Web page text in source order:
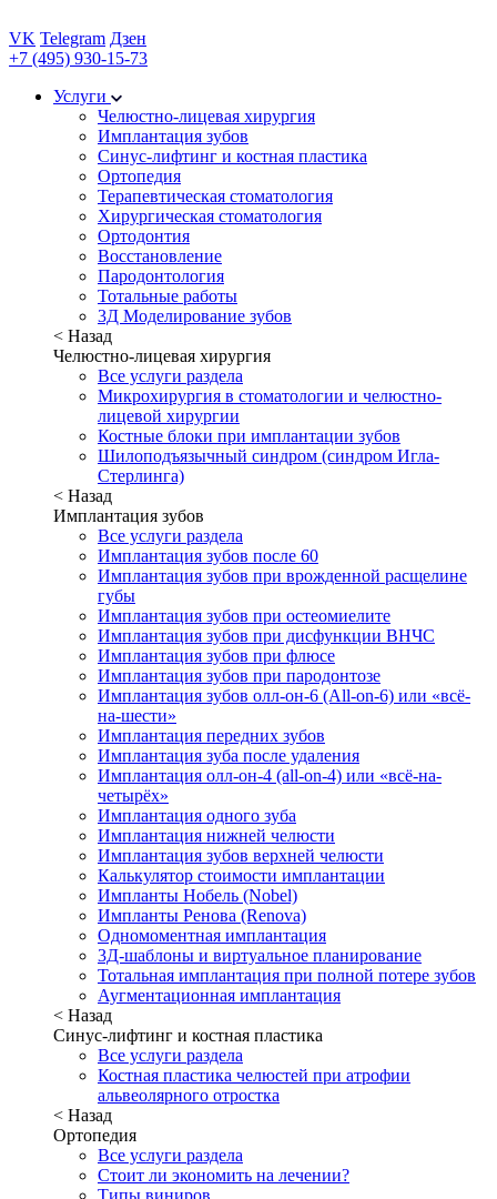
VK Telegram Дзен
+7 (495) 930-15-73
Услуги
Челюстно-лицевая хирургия
Имплантация зубов
Синус-лифтинг и костная пластика
Ортопедия
Терапевтическая стоматология
Хирургическая стоматология
Ортодонтия
Восстановление
Пародонтология
Тотальные работы
3Д Моделирование зубов
< Назад
Челюстно-лицевая хирургия
Все услуги раздела
Микрохирургия в стоматологии и челюстно-
лицевой хирургии
Костные блоки при имплантации зубов
Шилоподъязычный синдром (синдром Игла-
Стерлинга)
< Назад
Имплантация зубов
Все услуги раздела
Имплантация зубов после 60
Имплантация зубов при врожденной расщелине
губы
Имплантация зубов при остеомиелите
Имплантация зубов при дисфункции ВНЧС
Имплантация зубов при флюсе
Имплантация зубов при пародонтозе
Имплантация зубов олл-он-6 (All-on-6) или «всё-
на-шести»
Имплантация передних зубов
Имплантация зуба после удаления
Имплантация олл-он-4 (all-on-4) или «всё-на-
четырёх»
Имплантация одного зуба
Имплантация нижней челюсти
Имплантация зубов верхней челюсти
Калькулятор стоимости имплантации
Импланты Нобель (Nobel)
Импланты Ренова (Renova)
Одномоментная имплантация
3Д-шаблоны и виртуальное планирование
Тотальная имплантация при полной потере зубов
Аугментационная имплантация
< Назад
Синус-лифтинг и костная пластика
Все услуги раздела
Костная пластика челюстей при атрофии
альвеолярного отростка
< Назад
Ортопедия
Все услуги раздела
Стоит ли экономить на лечении?
Типы виниров